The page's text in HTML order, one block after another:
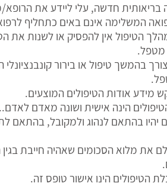
חדשה, עלי ליידע את
המשלימה אינם באים כתחליף
הטיפול אין להפסיק או לשנות את
מטפל.
בהמשך טיפול או בירור קונבנציונלי
מידע אודות הטיפולים המוצעים.
הינה אישית ושונה מאדם לאדם..
יהיו בהתאם לנהוג ולמקובל, בהתאם
את מלוא הסכומים שאהיה חייבת
הטיפולים הינו אישור טופס זה.